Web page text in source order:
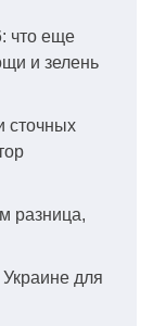
что еще
и зелень
сточных
разница,
для